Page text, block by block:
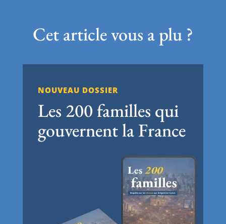
Cet article vous a plu ?
NOUVEAU DOSSIER
Les 200 familles qui
gouvernent la France